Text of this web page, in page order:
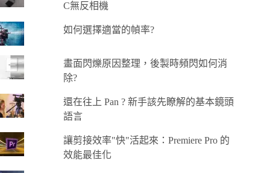
C無反相機
如何選擇適當的幀率?
畫面閃爍原因整理，後製時頻閃如何消
除?
還在往上 Pan ? 新手該先瞭解的基本鏡頭
語言
讓剪接效率"快"活起來：Premiere Pro 的
效能最佳化